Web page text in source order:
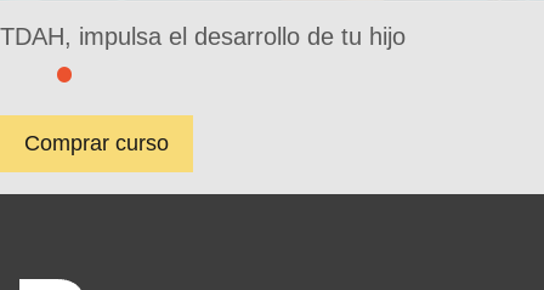
TDAH, impulsa el desarrollo de tu hijo
Comprar curso